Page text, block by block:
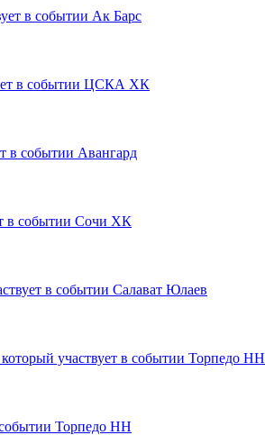
Ак Барс
ЦСКА ХК
Авангард
Сочи ХК
Салават Юлаев
Торпедо НН
Торпедо НН